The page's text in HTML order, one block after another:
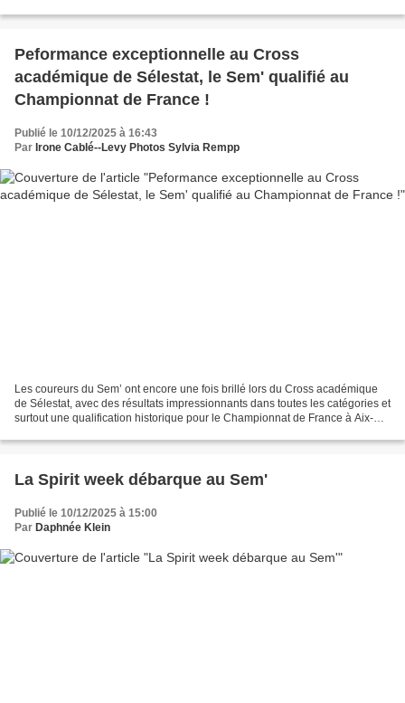
Peformance exceptionnelle au Cross
académique de Sélestat, le Sem' qualifié au
Championnat de France !
Publié le 10/12/2025 à 16:43
Par Irone Cablé--Levy Photos Sylvia Rempp
Les coureurs du Sem’ ont encore une fois brillé lors du Cross académique
de Sélestat, avec des résultats impressionnants dans toutes les catégories et
surtout une qualification historique pour le Championnat de France à Aix-
La Spirit week débarque au Sem'
Publié le 10/12/2025 à 15:00
Par Daphnée Klein